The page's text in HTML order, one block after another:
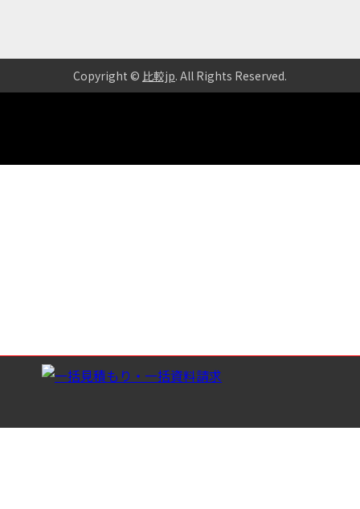
Copyright © 比較jp. All Rights Reserved.